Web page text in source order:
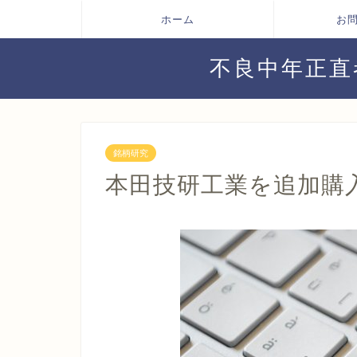
ホーム お
不良中年正
銘柄研究
本田技研工業を追加購